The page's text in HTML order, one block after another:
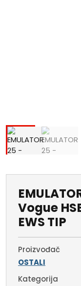
Vogue
EWS TIP
Proizvođač
OSTALI
Kategorija